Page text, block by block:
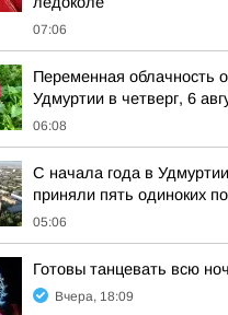
07:06
Переменная облачность
Удмуртии в четверг, 6
06:08
С начала года в
приняли пять одиноких
05:06
Готовы танцевать всю
Вчера, 18:09